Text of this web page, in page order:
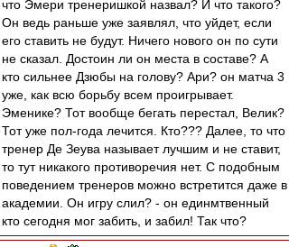
что Эмери тренеришкой назвал? И что такого?
Он ведь раньше уже заявлял, что уйдет, если
его ставить не будут. Ничего нового он по сути
не сказал. Достоин ли он места в составе? А
кто сильнее Дзюбы на голову? Ари? он матча 3
уже, как всю борьбу всем проигрывает.
Эменике? Тот вообще бегать перестал, Велик?
Тот уже пол-года лечится. Кто??? Далее, то что
тренер Де Зеува называет лучшим и не ставит,
то тут никакого противоречия нет. С подобным
поведением тренеров можно встретится даже в
академии. Он игру слил? - он единмтвенный
кто сегодня мог забить, и забил! Так что?